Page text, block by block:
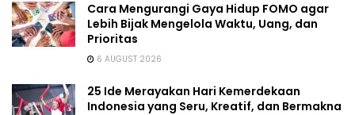
Cara Mengurangi Gaya Hidup FOMO agar
Lebih Bijak Mengelola Waktu, Uang, dan
Prioritas
6 AUGUST 2026
25 Ide Merayakan Hari Kemerdekaan
Indonesia yang Seru, Kreatif, dan Bermakna